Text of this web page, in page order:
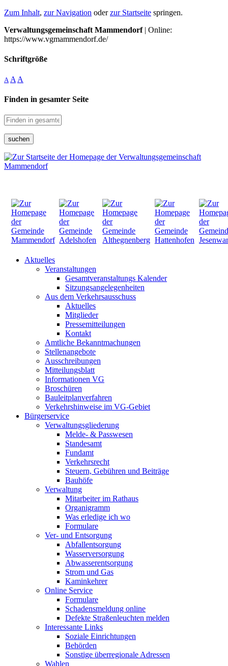
Zum Inhalt, zur Navigation oderzur Startseite springen.
Verwaltungsgemeinschaft Mammendorf| Online:
https://www.vgmammendorf.de/
Schriftgröße
A A A
Finden in gesamter Seite
suchen
Aktuelles
Veranstaltungen
Gesamtveranstaltungs Kalender
Sitzungsangelegenheiten
Aus dem Verkehrsausschuss
Aktuelles
Mitglieder
Pressemitteilungen
Kontakt
Amtliche Bekanntmachungen
Stellenangebote
Ausschreibungen
Mitteilungsblatt
Informationen VG
Broschüren
Bauleitplanverfahren
Verkehrshinweise im VG-Gebiet
Bürgerservice
Verwaltungsgliederung
Melde- & Passwesen
Standesamt
Fundamt
Verkehrsrecht
Steuern, Gebühren und Beiträge
Bauhöfe
Verwaltung
Mitarbeiter im Rathaus
Organigramm
Was erledige ich wo
Formulare
Ver- und Entsorgung
Abfallentsorgung
Wasserversorgung
Abwasserentsorgung
Strom und Gas
Kaminkehrer
Online Service
Formulare
Schadensmeldung online
Defekte Straßenleuchten melden
Interessante Links
Soziale Einrichtungen
Behörden
Sonstige überregionale Adressen
Wahlen